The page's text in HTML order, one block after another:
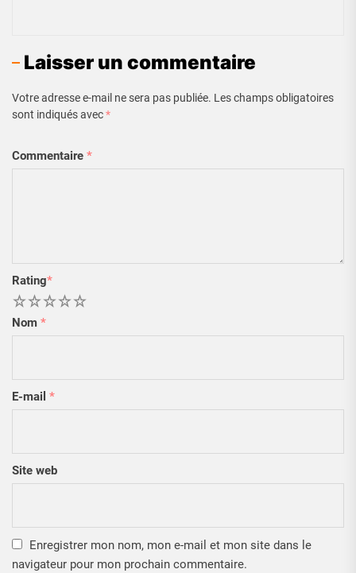
Laisser un commentaire
Votre adresse e-mail ne sera pas publiée. Les champs obligatoires
sont indiqués avec*
Commentaire *
Rating*
5
4
3
2
Nom *
E-mail *
Site web
Enregistrer mon nom, mon e-mail et mon site dans le
navigateur pour mon prochain commentaire.